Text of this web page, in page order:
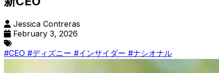
Jessica Contreras
February 3, 2026
#CEO #ディズニー #インサイダー #ナシオナル